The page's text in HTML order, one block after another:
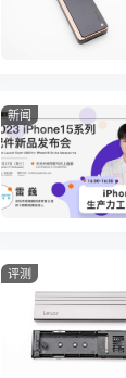
新闻
评测